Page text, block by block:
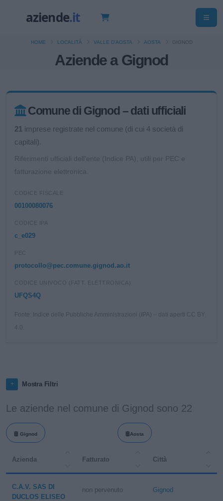
Aziende a Gignod
HOME LOCALITÀ VALLE D'AOSTA AOSTA GIGNOD
Comune di Gignod – dati ufficiali
21 imprese registrate nel comune (di cui 4 società di
capitali).
Riferimenti ufficiali dell'ente (Indice PA), utili per PEC e
fatturazione elettronica.
CODICE FISCALE
00100080076
CODICE IPA
c_e029
PEC
protocollo@pec.comune.gignod.ao.it
CODICE UNIVOCO (FATT. ELETTRONICA)
UFQS4Q
Fonte: Indice delle Pubbliche Amministrazioni (IPA) – dati aperti CC BY
Mostra Filtri
Le aziende nel comune di Gignod sono 22
Gignod Aosta
Azienda Fatturato Città
C.A.V. SAS DI
DUCLOS ELISEO
non pervenuto Gignod